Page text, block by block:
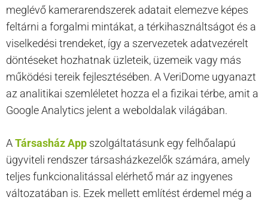
meglévő kamerarendszerek adatait elemezve képes
feltárni a forgalmi mintákat, a térkihasználtságot és a
viselkedési trendeket, így a szervezetek adatvezérelt
döntéseket hozhatnak üzleteik, üzemeik vagy más
működési tereik fejlesztésében. A VeriDome ugyanazt
az analitikai szemléletet hozza el a fizikai térbe, amit a
Google Analytics jelent a weboldalak világában.
ATársasház App szolgáltatásunk egy felhőalapú
ügyviteli rendszer társasházkezelők számára, amely
teljes funkcionalitással elérhető már az ingyenes
változatában is. Ezek mellett említést érdemel még a